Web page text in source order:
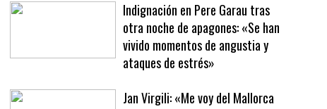
Indignación en Pere Garau tras
otra noche de apagones: «Se han
vivido momentos de angustia y
ataques de estrés»
Jan Virgili: «Me voy del Mallorca